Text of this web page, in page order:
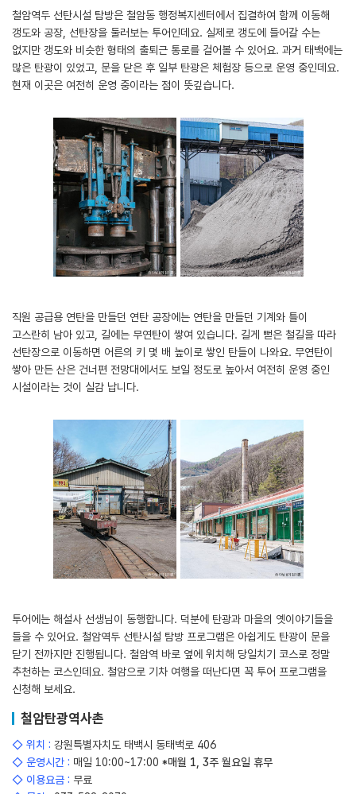
철암역두 선탄시설 탐방은 철암동 행정복지센터에서 집결하여 함께 이동해
갱도와 공장, 선탄장을 둘러보는 투어인데요. 실제로 갱도에 들어갈 수는
없지만 갱도와 비슷한 형태의 출퇴근 통로를 걸어볼 수 있어요. 과거 태백에는
많은 탄광이 있었고, 문을 닫은 후 일부 탄광은 체험장 등으로 운영 중인데요.
현재 이곳은 여전히 운영 중이라는 점이 뜻깊습니다.
직원 공급용 연탄을 만들던 연탄 공장에는 연탄을 만들던 기계와 틀이
고스란히 남아 있고, 길에는 무연탄이 쌓여 있습니다. 길게 뻗은 철길을 따라
선탄장으로 이동하면 어른의 키 몇 배 높이로 쌓인 탄들이 나와요. 무연탄이
쌓아 만든 산은 건너편 전망대에서도 보일 정도로 높아서 여전히 운영 중인
시설이라는 것이 실감 납니다.
투어에는 해설사 선생님이 동행합니다. 덕분에 탄광과 마을의 옛이야기들을
들을 수 있어요. 철암역두 선탄시설 탐방 프로그램은 아쉽게도 탄광이 문을
닫기 전까지만 진행됩니다. 철암역 바로 옆에 위치해 당일치기 코스로 정말
추천하는 코스인데요. 철암으로 기차 여행을 떠난다면 꼭 투어 프로그램을
신청해 보세요.
철암탄광역사촌
◇ 위치 : 강원특별자치도 태백시 동태백로 406
◇ 운영시간 : 매일 10:00~17:00 *매월 1, 3주 월요일 휴무
◇ 이용요금 : 무료